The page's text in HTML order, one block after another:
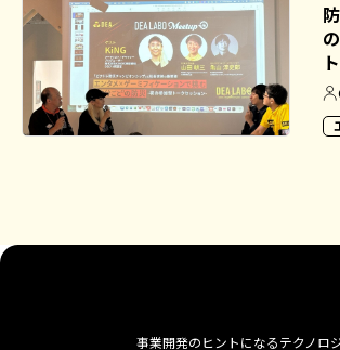
事業開発のヒントになるテクノロ